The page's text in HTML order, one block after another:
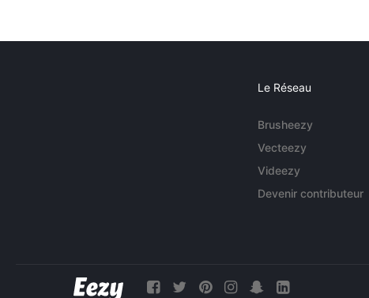
Le Réseau
Brusheezy
Vecteezy
Videezy
Devenir contributeur